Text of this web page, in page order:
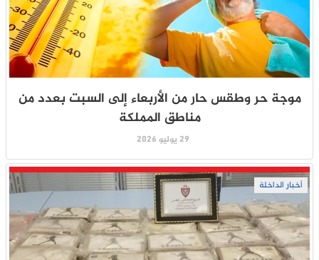
موجة حر وطقس حار من الأربعاء إلى السبت بعدد من
مناطق المملكة
29 يوليو 2026
أخبار الداخلة